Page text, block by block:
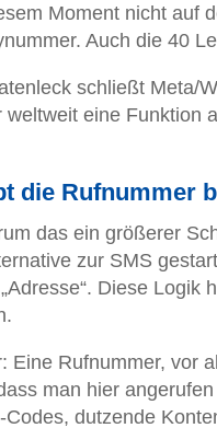
Moment nicht auf
Auch die 40
schließt Meta/
weltweit eine Funktion
die Rufnummer
das ein größerer
zur SMS
Diese
Eine Rufnummer, vor
man hier
dutzende